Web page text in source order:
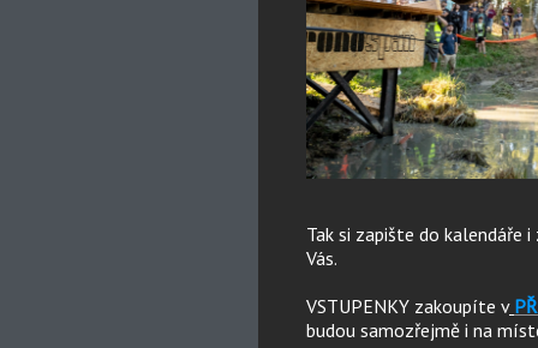
Tak si zapište do kalendáře
Vás.
VSTUPENKY zakoupíte v
budou samozřejmě i na